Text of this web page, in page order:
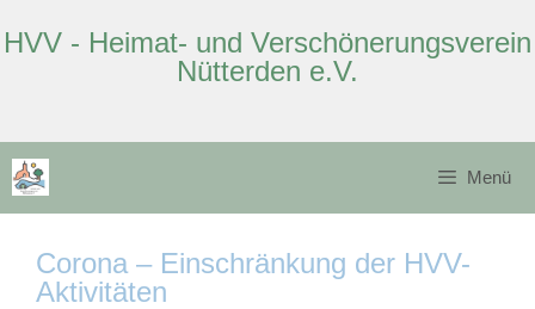
HVV - Heimat- und Verschönerungsverein
Nütterden e.V.
springen
Menü
Corona – Einschränkung der HVV-
Aktivitäten